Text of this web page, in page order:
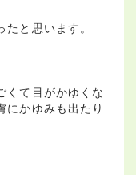
と思います。
くて目がかゆくな
にかゆみも出たり